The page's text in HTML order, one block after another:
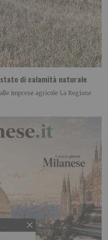
di calamità naturale
imprese agricole La Regione